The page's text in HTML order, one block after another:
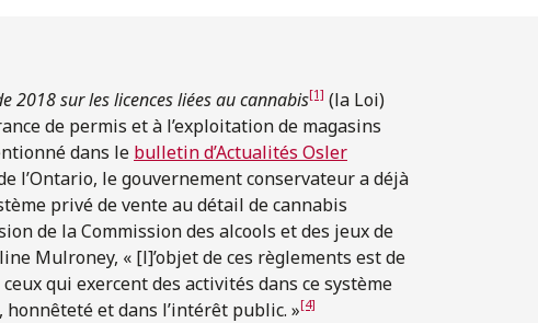
2018 sur les licences liées au cannabis[1] (la Loi)
de permis et à l’exploitation de magasins
dans le bulletin d’Actualités Osler
l’Ontario, le gouvernement conservateur a déjà
privé de vente au détail de cannabis
de la Commission des alcools et des jeux de
Mulroney, « [l]’objet de ces règlements est de
qui exercent des activités dans ce système
et dans l’intérêt public. »[4]